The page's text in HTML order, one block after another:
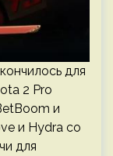
для
2 Pro
и
и Hydra со
для